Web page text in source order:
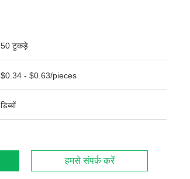
50 टुकड़े
$0.34 - $0.63/pieces
डिब्बों
हमसे संपर्क करें